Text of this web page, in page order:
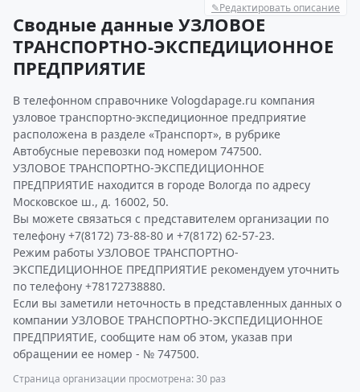
✎Редактировать описание
Сводные данные УЗЛОВОЕ
ТРАНСПОРТНО-ЭКСПЕДИЦИОННОЕ
ПРЕДПРИЯТИЕ
В телефонном справочнике Vologdapage.ru компания
узловое транспортно-экспедиционное предприятие
расположена в разделе «Транспорт», в рубрике
Автобусные перевозки под номером 747500.
УЗЛОВОЕ ТРАНСПОРТНО-ЭКСПЕДИЦИОННОЕ
ПРЕДПРИЯТИЕ находится в городе Вологда по адресу
Московское ш., д. 16002, 50.
Вы можете связаться с представителем организации по
телефону +7(8172) 73-88-80 и +7(8172) 62-57-23.
Режим работы УЗЛОВОЕ ТРАНСПОРТНО-
ЭКСПЕДИЦИОННОЕ ПРЕДПРИЯТИЕ рекомендуем уточнить
по телефону +78172738880.
Если вы заметили неточность в представленных данных о
компании УЗЛОВОЕ ТРАНСПОРТНО-ЭКСПЕДИЦИОННОЕ
ПРЕДПРИЯТИЕ, сообщите нам об этом, указав при
обращении ее номер - № 747500.
Страница организации просмотрена: 30 раз